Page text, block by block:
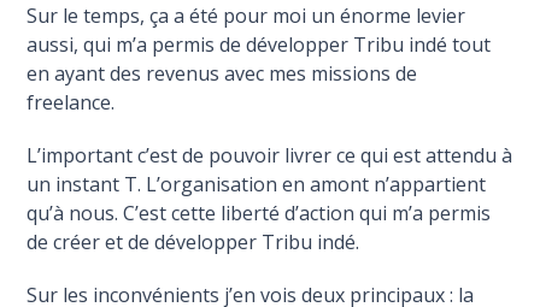
Sur le temps, ça a été pour moi un énorme levier
aussi, qui m’a permis de développer Tribu indé tout
en ayant des revenus avec mes missions de
freelance.
L’important c’est de pouvoir livrer ce qui est attendu à
un instant T. L’organisation en amont n’appartient
qu’à nous. C’est cette liberté d’action qui m’a permis
de créer et de développer Tribu indé.
Sur les inconvénients j’en vois deux principaux : la